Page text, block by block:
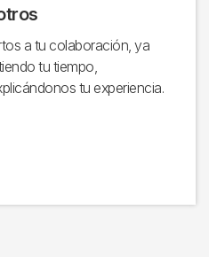
a tu colaboración, ya
tu tiempo,
tu experiencia.